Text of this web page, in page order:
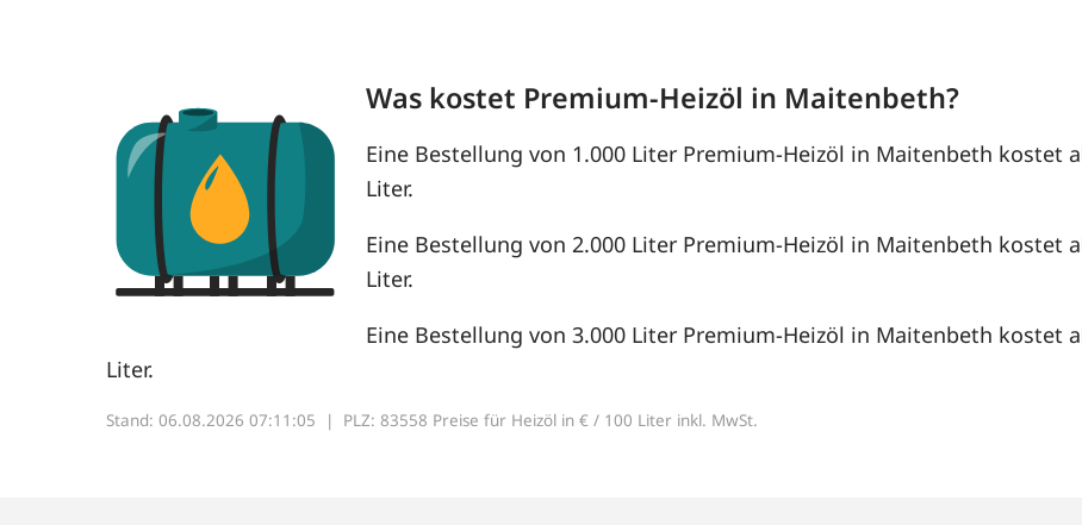
Was kostet Premium-Heizöl in Maitenbeth?
Eine Bestellung von 1.000 Liter Premium-Heizöl in Maitenbeth kostet
Liter.
Eine Bestellung von 2.000 Liter Premium-Heizöl in Maitenbeth kostet
Liter.
Eine Bestellung von 3.000 Liter Premium-Heizöl in Maitenbeth kostet
Liter.
Stand: 06.08.2026 07:11:05 | PLZ: 83558 Preise für Heizöl in € / 100 Liter inkl. MwSt.